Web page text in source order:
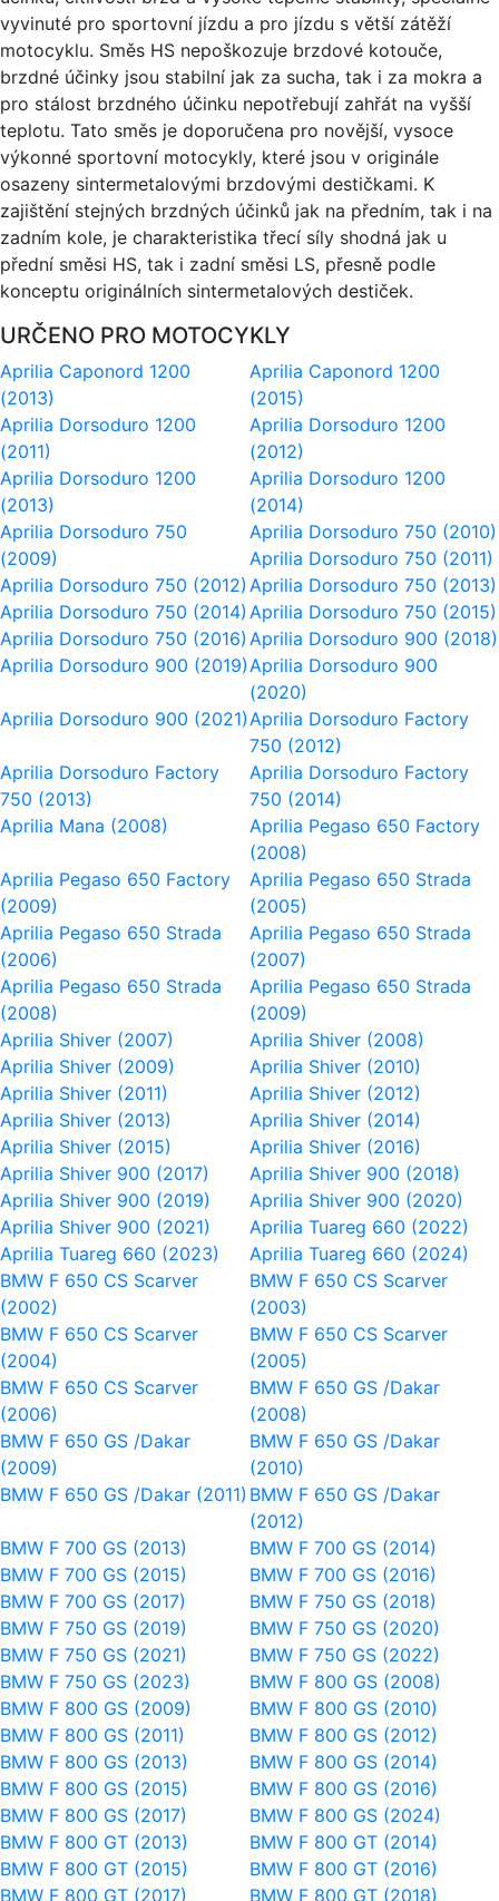
vyvinuté pro sportovní jízdu a pro jízdu s větší zátěží
motocyklu. Směs HS nepoškozuje brzdové kotouče,
brzdné účinky jsou stabilní jak za sucha, tak i za mokra a
pro stálost brzdného účinku nepotřebují zahřát na vyšší
teplotu. Tato směs je doporučena pro novější, vysoce
výkonné sportovní motocykly, které jsou v originále
osazeny sintermetalovými brzdovými destičkami. K
zajištění stejných brzdných účinků jak na předním, tak i na
zadním kole, je charakteristika třecí síly shodná jak u
přední směsi HS, tak i zadní směsi LS, přesně podle
konceptu originálních sintermetalových destiček.
URČENO PRO MOTOCYKLY
Aprilia Caponord 1200
(2013)
Aprilia Caponord 1200
(2015)
Aprilia Dorsoduro 1200
(2011)
Aprilia Dorsoduro 1200
(2012)
Aprilia Dorsoduro 1200
(2013)
Aprilia Dorsoduro 1200
(2014)
Aprilia Dorsoduro 750
(2009)
Aprilia Dorsoduro 750 (2010)
Aprilia Dorsoduro 750 (2011)
Aprilia Dorsoduro 750 (2012) Aprilia Dorsoduro 750 (2013)
Aprilia Dorsoduro 750 (2014) Aprilia Dorsoduro 750 (2015)
Aprilia Dorsoduro 750 (2016) Aprilia Dorsoduro 900 (2018)
Aprilia Dorsoduro 900 (2019)Aprilia Dorsoduro 900
(2020)
Aprilia Dorsoduro 900 (2021)Aprilia Dorsoduro Factory
750 (2012)
Aprilia Dorsoduro Factory
750 (2013)
Aprilia Dorsoduro Factory
750 (2014)
Aprilia Mana (2008)
Aprilia Pegaso 650 Factory
(2008)
Aprilia Pegaso 650 Factory
(2009)
Aprilia Pegaso 650 Strada
(2005)
Aprilia Pegaso 650 Strada
(2006)
Aprilia Pegaso 650 Strada
(2007)
Aprilia Pegaso 650 Strada
(2008)
Aprilia Pegaso 650 Strada
(2009)
Aprilia Shiver (2007)
Aprilia Shiver (2008)
Aprilia Shiver (2009)
Aprilia Shiver (2010)
Aprilia Shiver (2011)
Aprilia Shiver (2012)
Aprilia Shiver (2013)
Aprilia Shiver (2014)
Aprilia Shiver (2015)
Aprilia Shiver (2016)
Aprilia Shiver 900 (2017)
Aprilia Shiver 900 (2018)
Aprilia Shiver 900 (2019)
Aprilia Shiver 900 (2020)
Aprilia Shiver 900 (2021)
Aprilia Tuareg 660 (2022)
Aprilia Tuareg 660 (2023)
Aprilia Tuareg 660 (2024)
BMW F 650 CS Scarver
(2002)
BMW F 650 CS Scarver
(2003)
BMW F 650 CS Scarver
(2004)
BMW F 650 CS Scarver
(2005)
BMW F 650 CS Scarver
(2006)
BMW F 650 GS /Dakar
(2008)
BMW F 650 GS /Dakar
(2009)
BMW F 650 GS /Dakar
(2010)
BMW F 650 GS /Dakar (2011) BMW F 650 GS /Dakar
(2012)
BMW F 700 GS (2013)
BMW F 700 GS (2014)
BMW F 700 GS (2015)
BMW F 700 GS (2016)
BMW F 700 GS (2017)
BMW F 750 GS (2018)
BMW F 750 GS (2019)
BMW F 750 GS (2020)
BMW F 750 GS (2021)
BMW F 750 GS (2022)
BMW F 750 GS (2023)
BMW F 800 GS (2008)
BMW F 800 GS (2009)
BMW F 800 GS (2010)
BMW F 800 GS (2011)
BMW F 800 GS (2012)
BMW F 800 GS (2013)
BMW F 800 GS (2014)
BMW F 800 GS (2015)
BMW F 800 GS (2016)
BMW F 800 GS (2017)
BMW F 800 GS (2024)
BMW F 800 GT (2013)
BMW F 800 GT (2014)
BMW F 800 GT (2015)
BMW F 800 GT (2016)
BMW F 800 GT (2017)
BMW F 800 GT (2018)